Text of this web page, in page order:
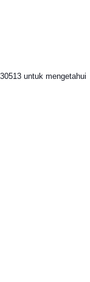
untuk mengetahui